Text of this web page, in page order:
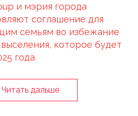
и мэрия города
соглашение для
семьям во избежание
которое будет
года
Читать дальше